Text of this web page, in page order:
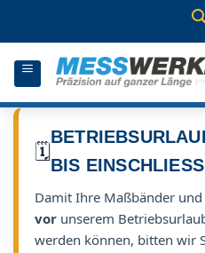
🗓️
BIS
Damit Ihre Maßbänder
vor unserem
werden können, bitten wir